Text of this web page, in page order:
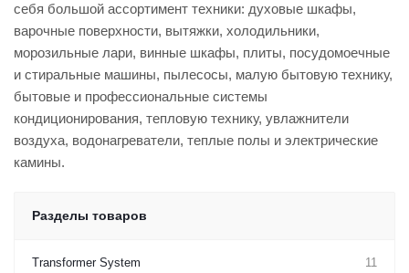
себя большой ассортимент техники: духовые шкафы,
варочные поверхности, вытяжки, холодильники,
морозильные лари, винные шкафы, плиты, посудомоечные
и стиральные машины, пылесосы, малую бытовую технику,
бытовые и профессиональные системы
кондиционирования, тепловую технику, увлажнители
воздуха, водонагреватели, теплые полы и электрические
камины.
Разделы товаров
Transformer System
11